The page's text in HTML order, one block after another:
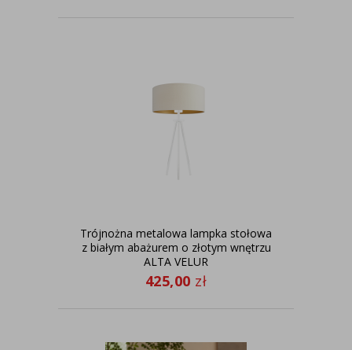
Trójnożna metalowa lampka stołowa
z białym abażurem o złotym wnętrzu
ALTA VELUR
425,00 zł